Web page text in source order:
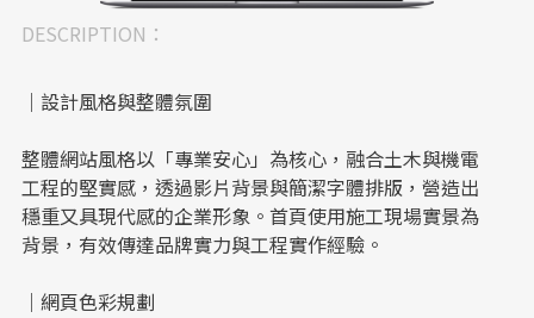
DESCRIPTION：
｜設計風格與整體氛圍
整體網站風格以「專業安心」為核心，融合土木與機電
工程的堅實感，透過影片背景與簡潔字體排版，營造出
穩重又具現代感的企業形象。首頁使用施工現場實景為
背景，有效傳達品牌實力與工程實作經驗。
｜網頁色彩規劃